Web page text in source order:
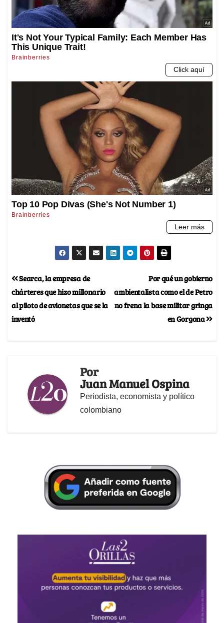
Por qué un gobierno
ambientalista como el de Petro
no frena la base militar gringa
en Gorgona
Searca, la empresa de
chárteres que hizo millonario
al piloto de avionetas que se la
inventó
Por
Juan Manuel Ospina
Periodista, economista y político
colombiano